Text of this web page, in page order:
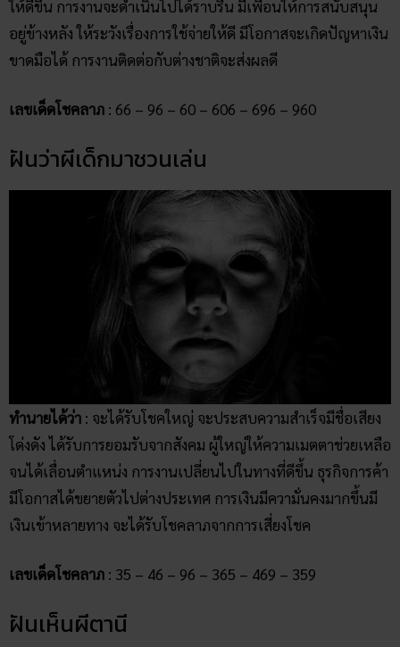
ให้ดีขึ้น การงานจะดำเนินไปได้ราบรื่น มีเพื่อนให้การสนับสนุน
อยู่ข้างหลัง ให้ระวังเรื่องการใช้จ่ายให้ดี มีโอกาสจะเกิดปัญหาเงิน
ขาดมือได้ การงานติดต่อกับต่างชาติจะส่งผลดี
เลขเด็ดโชคลาภ : 66 – 96 – 60 – 606 – 696 – 960
ฝันว่าผีเด็กมาชวนเล่น
ทำนายได้ว่า : จะได้รับโชคใหญ่ จะประสบความสำเร็จมีชื่อเสียง
โด่งดัง ได้รับการยอมรับจากสังคม ผู้ใหญ่ให้ความเมตตาช่วยเหลือ
จนได้เลื่อนตำแหน่ง การงานเปลี่ยนไปในทางที่ดีขึ้น ธุรกิจการค้า
มีโอกาสได้ขยายตัวไปต่างประเทศ การเงินมีความั่นคงมากขึ้นมี
เงินเข้าหลายทาง จะได้รับโชคลาภจากการเสี่ยงโชค
เลขเด็ดโชคลาภ : 35 – 46 – 96 – 365 – 469 – 359
ฝันเห็นผีตานี